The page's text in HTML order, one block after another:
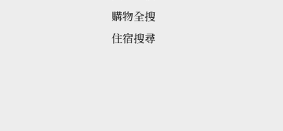
購物全搜
住宿搜尋